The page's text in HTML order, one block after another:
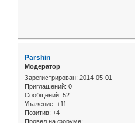
Parshin
Модератор
Зарегистрирован: 2014-05-01
Приглашений: 0
Сообщений: 52
Уважение: +11
Позитив: +4
Провел на форуме: